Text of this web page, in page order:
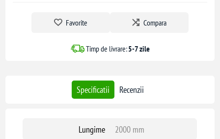
Favorite Compara
Timp de livrare:5-7 zile
Specificatii Recenzii
Lungime
2000 mm